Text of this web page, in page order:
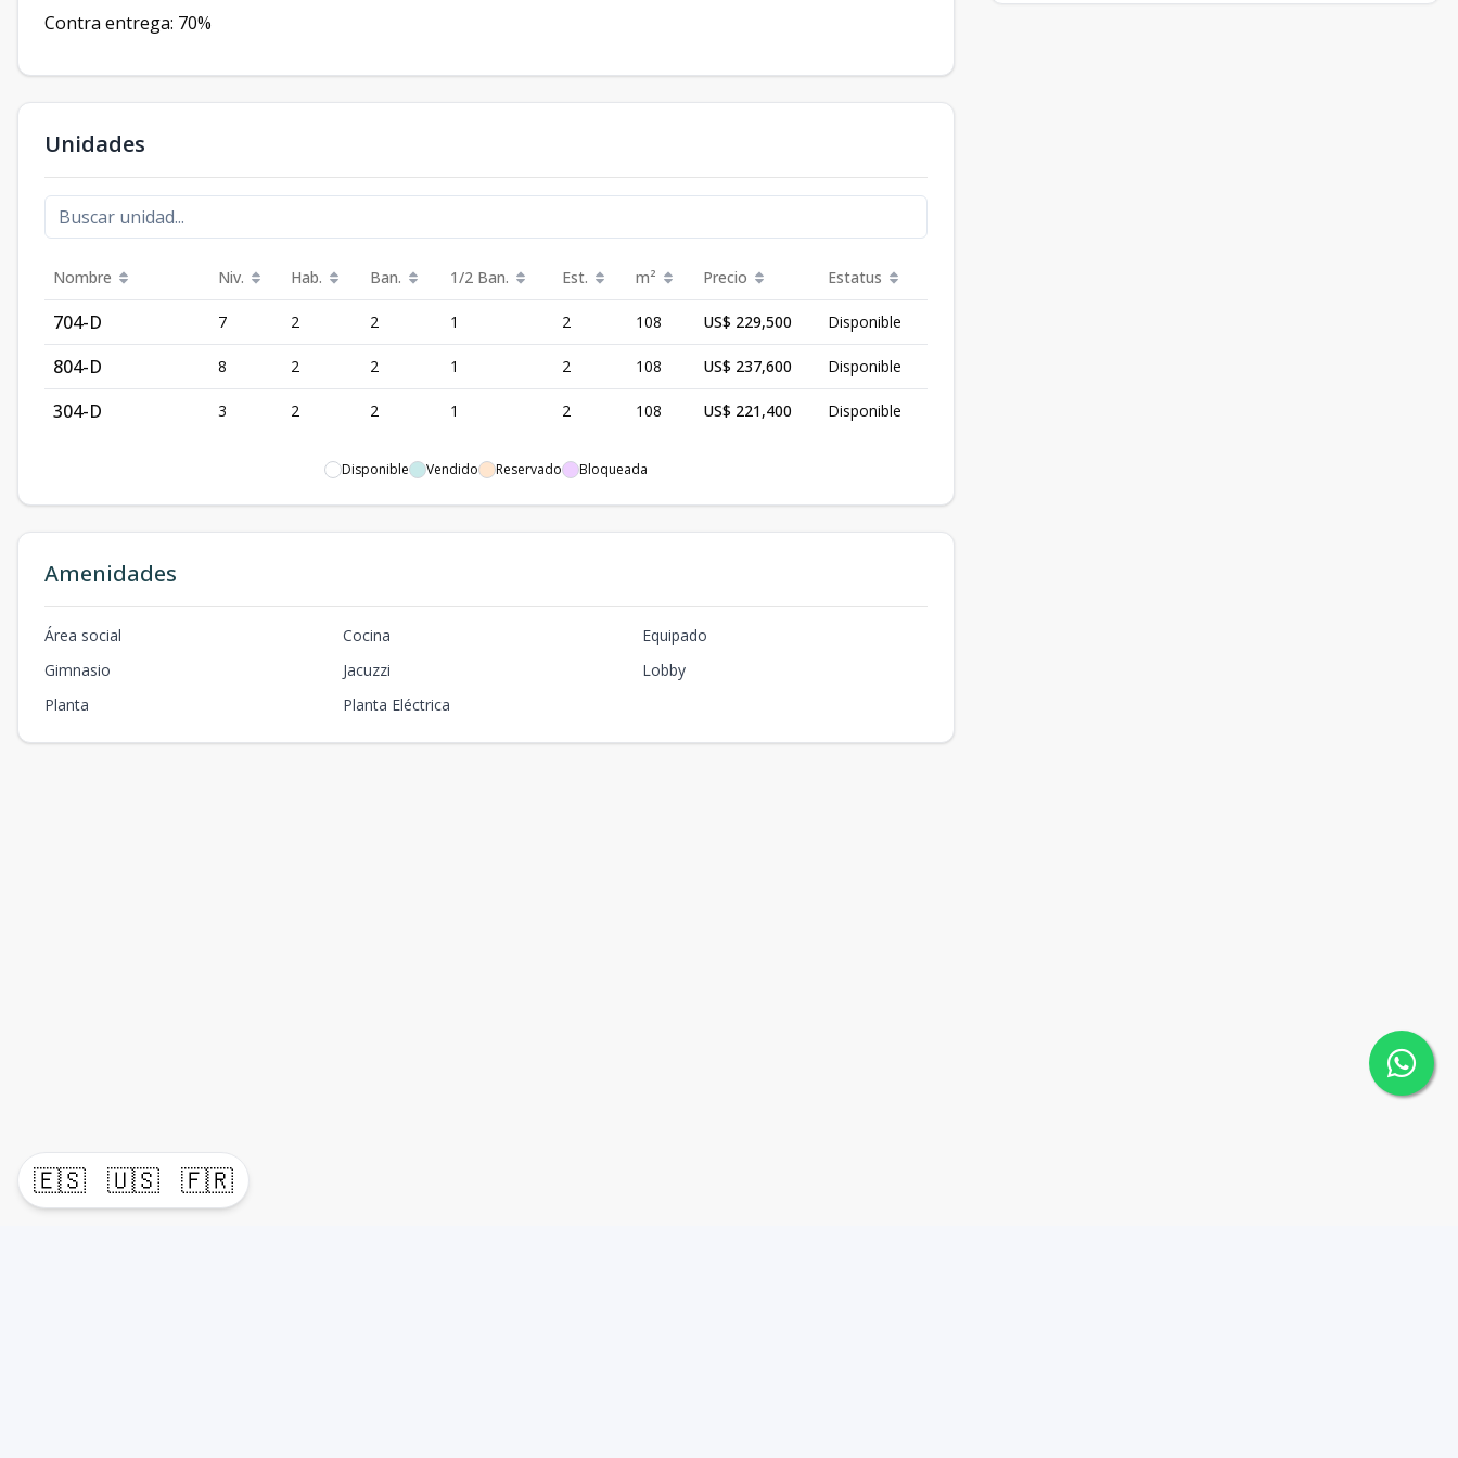
🇪🇸 🇺🇸 🇫🇷
Contra entrega: 70%
Unidades
Nombre Niv. Hab. Ban. 1/2 Ban. Est. m² Precio Estatus
704-D 7 2 2 1 2 108 US$ 229,500 Disponible
804-D 8 2 2 1 2 108 US$ 237,600 Disponible
304-D 3 2 2 1 2 108 US$ 221,400 Disponible
Disponible Vendido Reservado Bloqueada
Amenidades
Área social Cocina
Equipado
Gimnasio
Jacuzzi
Lobby
Planta
Planta Eléctrica